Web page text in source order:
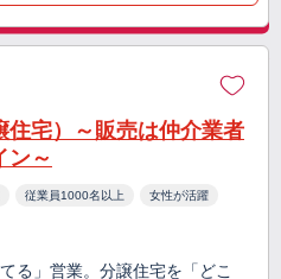
住宅）～販売は仲介業者
ン～
従業員1000名以上 女性が活躍
る」営業。分譲住宅を「どこ